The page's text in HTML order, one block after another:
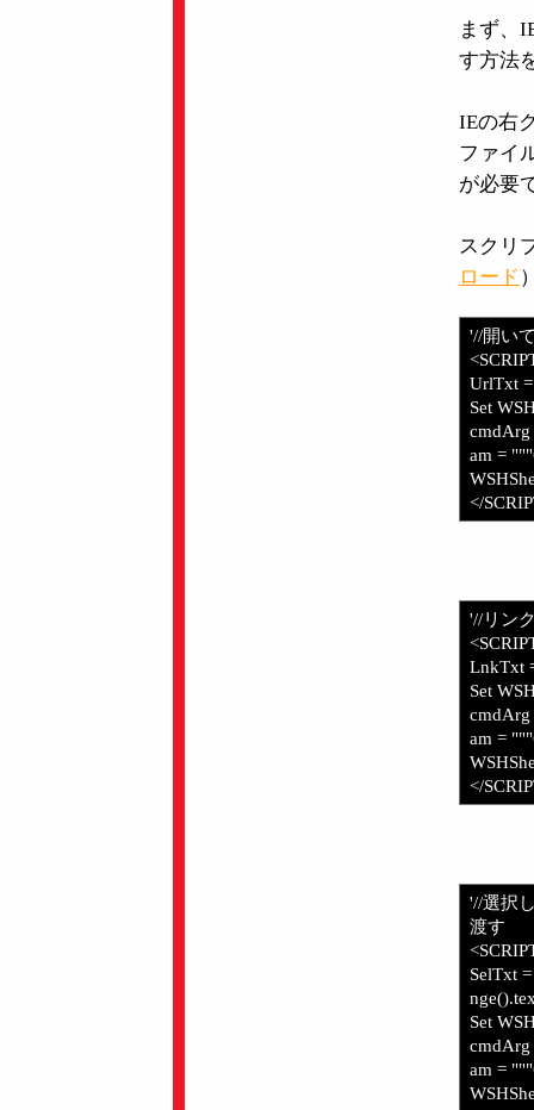
まず、
す方法
IEの右
ファイ
が必要
スクリ
ロード
'//開い
UrlTxt
Set
am = """
</
'//リン
LnkTxt
Set
am = """
</
'//選択
渡す
SelTxt
Set
cmdArg
am = """